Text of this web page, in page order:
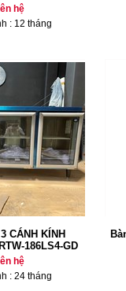
hệ
: 12 tháng
CÁNH KÍNH
186LS4-GD
hệ
: 24 tháng